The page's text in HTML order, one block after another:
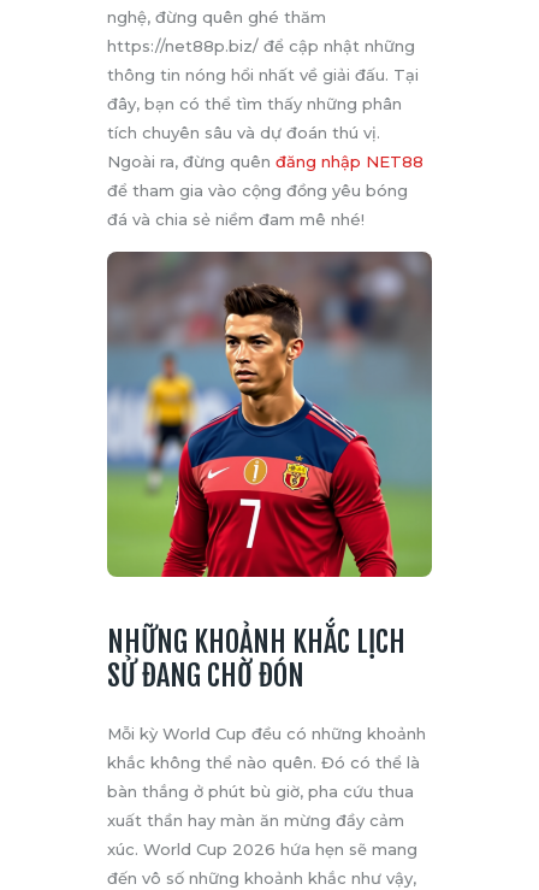
nghệ, đừng quên ghé thăm
https://net88p.biz/ để cập nhật những
thông tin nóng hổi nhất về giải đấu. Tại
đây, bạn có thể tìm thấy những phân
tích chuyên sâu và dự đoán thú vị.
Ngoài ra, đừng quên đăng nhập NET88
để tham gia vào cộng đồng yêu bóng
đá và chia sẻ niềm đam mê nhé!
NHỮNG KHOẢNH KHẮC LỊCH
SỬ ĐANG CHỜ ĐÓN
Mỗi kỳ World Cup đều có những khoảnh
khắc không thể nào quên. Đó có thể là
bàn thắng ở phút bù giờ, pha cứu thua
xuất thần hay màn ăn mừng đầy cảm
xúc. World Cup 2026 hứa hẹn sẽ mang
đến vô số những khoảnh khắc như vậy,